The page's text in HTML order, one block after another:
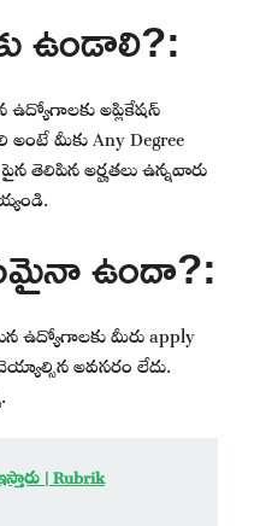
ఉండాలి?:
ఉద్యోగాలకు అప్లికేషన్
మీకు Any Degree
తెలిపిన అర్హతలు ఉన్నవారు
ఏమైనా ఉందా?:
ఉద్యోగాలకు మీరు apply
అవసరం లేదు.
| Rubrik